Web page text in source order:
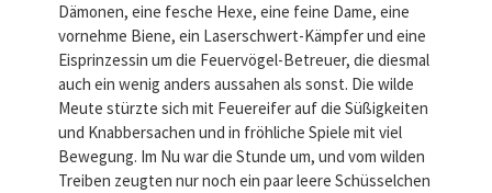
Dämonen, eine fesche Hexe, eine feine Dame, eine
vornehme Biene, ein Laserschwert-Kämpfer und eine
Eisprinzessin um die Feuervögel-Betreuer, die diesmal
auch ein wenig anders aussahen als sonst. Die wilde
Meute stürzte sich mit Feuereifer auf die Süßigkeiten
und Knabbersachen und in fröhliche Spiele mit viel
Bewegung. Im Nu war die Stunde um, und vom wilden
Treiben zeugten nur noch ein paar leere Schüsselchen